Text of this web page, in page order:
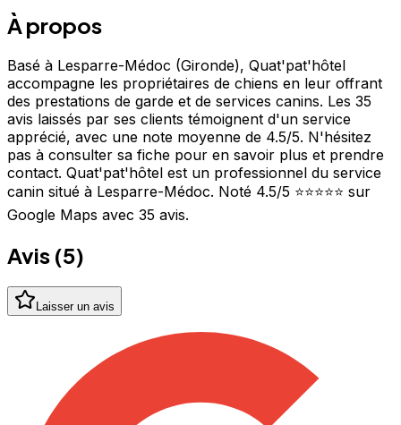
À propos
Basé à Lesparre-Médoc (Gironde), Quat'pat'hôtel
accompagne les propriétaires de chiens en leur offrant
des prestations de garde et de services canins. Les 35
avis laissés par ses clients témoignent d'un service
apprécié, avec une note moyenne de 4.5/5. N'hésitez
pas à consulter sa fiche pour en savoir plus et prendre
contact. Quat'pat'hôtel est un professionnel du service
canin situé à Lesparre-Médoc. Noté 4.5/5 ⭐⭐⭐⭐⭐ sur
Google Maps avec 35 avis.
Avis (5)
Laisser un avis